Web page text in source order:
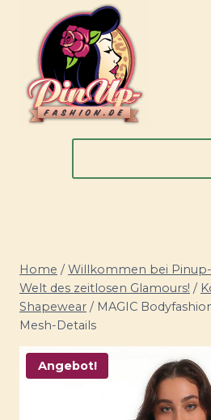
springen
Home / Willkommen bei Pinup-
Welt des zeitlosen Glamours! /
Shapewear / MAGIC
Mesh-Details
Angebot!